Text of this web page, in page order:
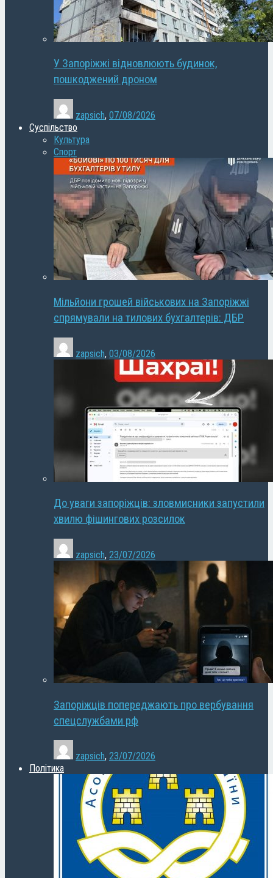
У Запоріжжі відновлюють будинок,
пошкоджений дроном
zapsich, 07/08/2026
Суспільство
Культура
Спорт
Мільйони грошей військових на Запоріжжі
спрямували на тилових бухгалтерів: ДБР
zapsich, 03/08/2026
До уваги запоріжців: зловмисники запустили
хвилю фішингових розсилок
zapsich, 23/07/2026
Запоріжців попереджають про вербування
спецслужбами рф
zapsich, 23/07/2026
Політика